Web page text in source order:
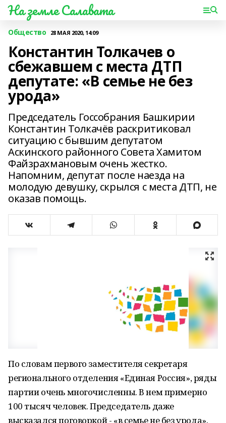
На земле Салавата
Общество 28 МАЯ 2020, 14:09
Константин Толкачев о
сбежавшем с места ДТП
депутате: «В семье не без
урода»
Председатель Госсобрания Башкирии
Константин Толкачёв раскритиковал
ситуацию с бывшим депутатом
Аскинского районного Совета Хамитом
Файзрахмановым очень жестко.
Напомним, депутат после наезда на
молодую девушку, скрылся с места ДТП, не
оказав помощь.
По словам первого заместителя секретаря
регионального отделения «Единая Россия», ряды
партии очень многочисленны. В нем примерно
100 тысяч человек. Председатель даже
высказался поговоркой - «в семье не без урода».